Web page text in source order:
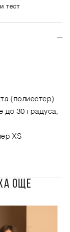
и тест
(полиестер)
до 30 градуса,
XS
ОЩЕ